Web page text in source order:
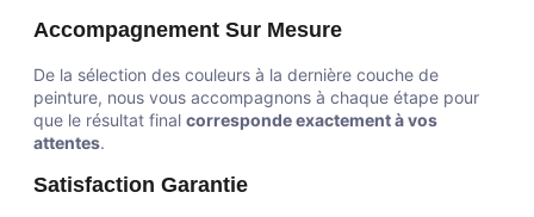
Accompagnement Sur Mesure
De la sélection des couleurs à la dernière couche de
peinture, nous vous accompagnons à chaque étape pour
que le résultat final corresponde exactement à vos
attentes.
Satisfaction Garantie